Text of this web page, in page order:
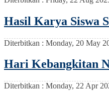
Hasil Karya Siswa
Diterbitkan : Monday, 20 May
Hari Kebangkitan
Diterbitkan : Monday, 22 Apr